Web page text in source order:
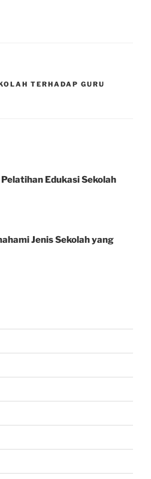
TERHADAP GURU
Edukasi Sekolah
Jenis Sekolah yang